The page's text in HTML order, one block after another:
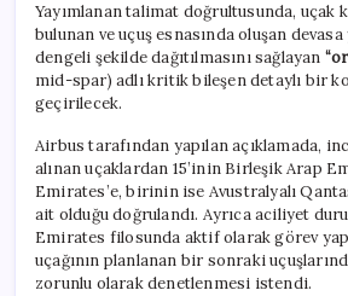
Yayımlanan talimat doğrultusunda, uçak
bulunan ve uçuş esnasında oluşan
dengeli şekilde dağıtılmasını sağlayan
mid-spar) adlı kritik bileşen detaylı bir
geçirilecek.
Airbus tarafından yapılan açıklamada,
alınan uçaklardan 15’inin Birleşik Arap
Emirates’e, birinin ise Avustralyalı
ait olduğu doğrulandı. Ayrıca aciliyet
Emirates filosunda aktif olarak görev
uçağının planlanan bir sonraki
zorunlu olarak denetlenmesi istendi.